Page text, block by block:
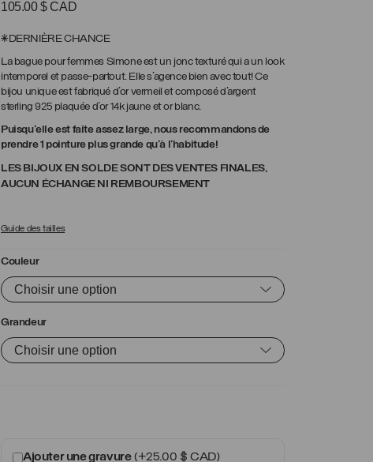
Le
initial
119.00 $
CAD.
105.00$ CADLe
actuel
105.00 $
CAD.
*DERNIÈRE CHANCE
La bague pour femmes Simone est un jonc texturé qui a un look
intemporel et passe-partout. Elle s’agence bien avec tout! Ce
bijou unique est fabriqué d’or vermeil et composé d’argent
sterling 925 plaquée d’or 14k jaune et or blanc.
Puisqu’elle est faite assez large, nous recommandons de
prendre 1 pointure plus grande qu’à l’habitude!
LES BIJOUX EN SOLDE SONT DES VENTES FINALES,
AUCUN ÉCHANGE NI REMBOURSEMENT
Guide des tailles
Couleur
Grandeur
Ajouter une gravure(+25.00 $ CAD)